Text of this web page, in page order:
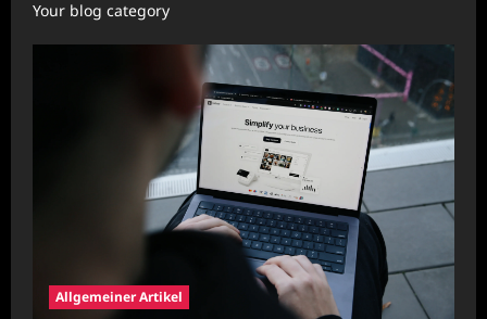
Your blog category
Allgemeiner Artikel